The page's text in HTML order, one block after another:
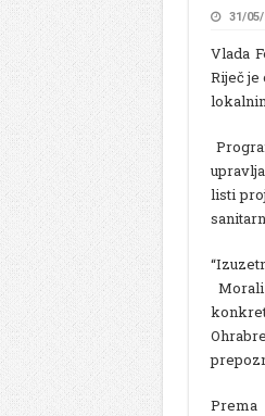
31/
Vlada
Riječ
listi